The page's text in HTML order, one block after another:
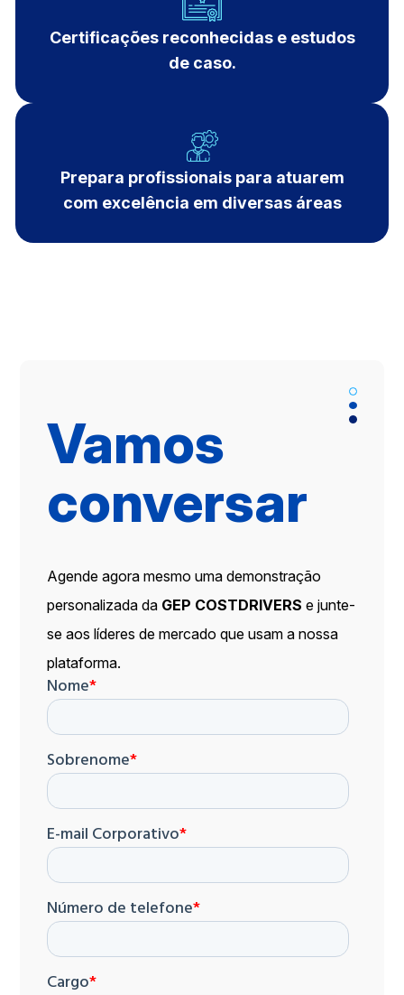
Certificações reconhecidas e estudos
de caso.
Prepara profissionais para atuarem
com excelência em diversas áreas
Vamos
conversar
Agende agora mesmo uma demonstração
personalizada da GEP COSTDRIVERS e junte-
se aos líderes de mercado que usam a nossa
plataforma.